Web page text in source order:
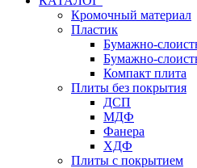
Кромочный материал
Пластик
Бумажно-
Бумажно-
Компакт плита
Плиты без покрытия
ДСП
МДФ
Фанера
ХДФ
Плиты с покрытием